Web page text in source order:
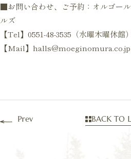
■お問い合わせ、ご予約：オルゴー
ルズ
【Tel】0551-48-3535（水曜木曜休館）
【Mail】halls@moeginomura.co.jp
Prev BACK TO